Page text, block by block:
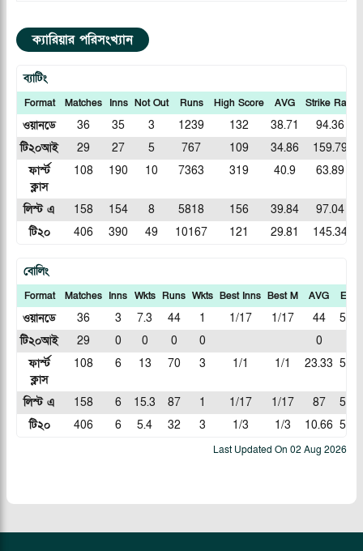
ক্যারিয়ার পরিসংখ্যান
ব্যাটিং
Format Matches Inns Not Out Runs High Score AVG Strike Rate
ওয়ানডে 36 35 3 1239 132 38.71
94.36
টি২০আই
29 27 5 767 109 34.86
159.79
ফার্স্ট
ক্লাস
108 190 10 7363 319 40.9 63.89
লিস্ট এ 158 154 8 5818 156 39.84
97.04
টি২০
406 390 49 10167 121 29.81 145.34
বোলিং
Format Matches Inns Wkts Runs Wkts Best Inns Best M AVG ECN
ওয়ানডে 36 3 7.3 44 1 1/17 1/17 44
5.86
টি২০আই
29 0 0 0 0 0
ফার্স্ট
ক্লাস
108 6 13 70 3 1/1 1/1 23.33 5.38
লিস্ট এ 158 6 15.3 87 1 1/17 1/17 87
5.61
টি২০
406 6 5.4 32 3 1/3 1/3 10.66 5.64
Last Updated On 02 Aug 2026